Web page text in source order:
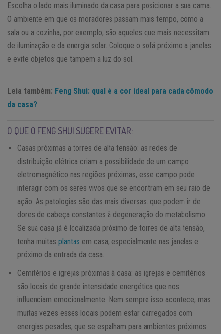
Escolha o lado mais iluminado da casa para posicionar a sua cama.
O ambiente em que os moradores passam mais tempo, como a
sala ou a cozinha, por exemplo, são aqueles que mais necessitam
de iluminação e da energia solar. Coloque o sofá próximo a janelas
e evite objetos que tampem a luz do sol.
Leia também: Feng Shui: qual é a cor ideal para cada cômodo
da casa?
O QUE O FENG SHUI SUGERE EVITAR:
Casas próximas a torres de alta tensão: as redes de
distribuição elétrica criam a possibilidade de um campo
eletromagnético nas regiões próximas, esse campo pode
interagir com os seres vivos que se encontram em seu raio de
ação. As patologias são das mais diversas, que podem ir de
dores de cabeça constantes à degeneração do metabolismo.
Se sua casa já é localizada próximo de torres de alta tensão,
tenha muitas plantas em casa, especialmente nas janelas e
próximo da entrada da casa.
Cemitérios e igrejas próximas à casa: as igrejas e cemitérios
são locais de grande intensidade energética que nos
influenciam emocionalmente. Nem sempre isso acontece, mas
muitas vezes esses locais podem estar carregados com
energias pesadas, que se espalham para ambientes próximos.